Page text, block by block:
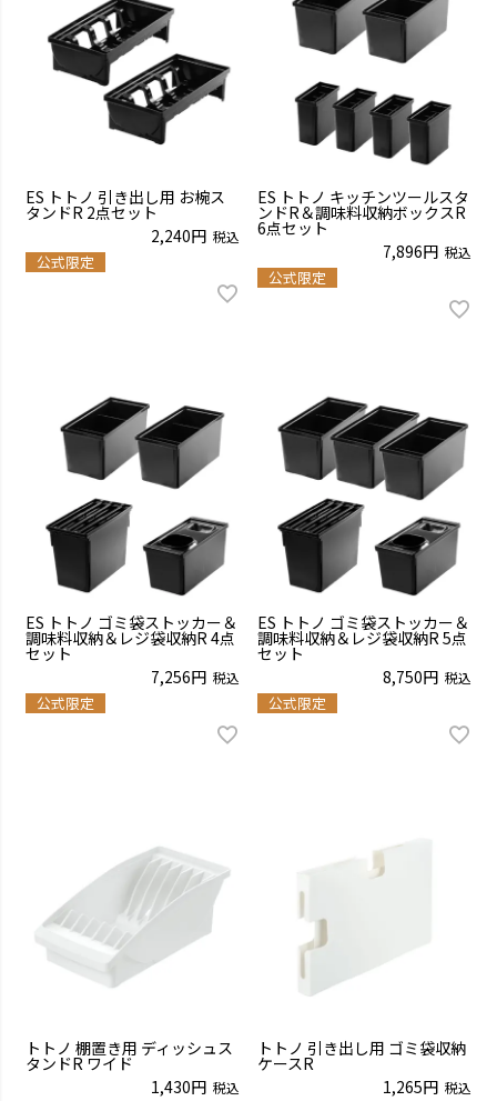
ES トトノ 引き出し用 お椀ス
タンドR 2点セット
2,240
税込
公式限定
ES トトノ キッチンツールスタ
ンドR＆調味料収納ボックスR
6点セット
7,896
税込
公式限定
ES トトノ ゴミ袋ストッカー＆
調味料収納＆レジ袋収納R 4点
セット
7,256
税込
公式限定
ES トトノ ゴミ袋ストッカー＆
調味料収納＆レジ袋収納R 5点
セット
8,750
税込
公式限定
トトノ 棚置き用 ディッシュス
タンドR ワイド
1,430
税込
トトノ 引き出し用 ゴミ袋収納
ケースR
1,265
税込